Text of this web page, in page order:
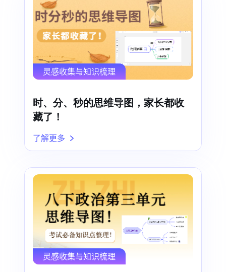
灵感收集与知识梳理
时、分、秒的思维导图，家长都收
藏了！
了解更多
灵感收集与知识梳理